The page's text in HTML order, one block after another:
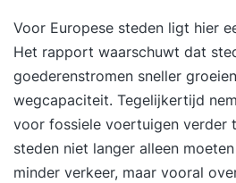
iedereen die snel wil kunnen
veranderingen in de markt
topsport willen bedrijven in
iedereen die zichzelf niet
ervoor open staat om deze
zichzelf te ontdekken en te
Praktische informatie De training is voor minimaal
Voor Europese steden ligt hier
Het rapport waarschuwt dat
goederenstromen sneller
wegcapaciteit. Tegelijkertijd
voor fossiele voertuigen verder
steden niet langer alleen
minder verkeer, maar vooral